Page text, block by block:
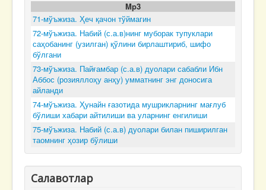
Mp3
71-мўъжиза. Ҳеч қачон тўймагин
72-мўъжиза. Набий (с.а.в)нинг муборак тупуклари
саҳобанинг (узилган) қўлини бирлаштириб, шифо
бўлгани
73-мўъжиза. Пайғамбар (с.а.в) дуолари сабабли Ибн
Аббос (розияллоҳу анҳу) умматнинг энг доносига
айланди
74-мўъжиза. Ҳунайн ғазотида мушрикларнинг мағлуб
бўлиши хабари айтилиши ва уларнинг енгилиши
75-мўъжиза. Набий (с.а.в) дуолари билан пиширилган
таомнинг ҳозир бўлиши
Салавотлар